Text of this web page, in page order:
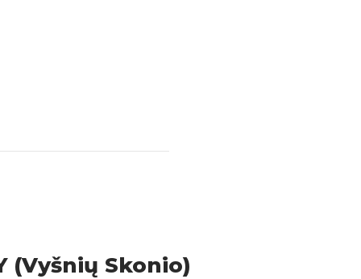
(Vyšnių Skonio)